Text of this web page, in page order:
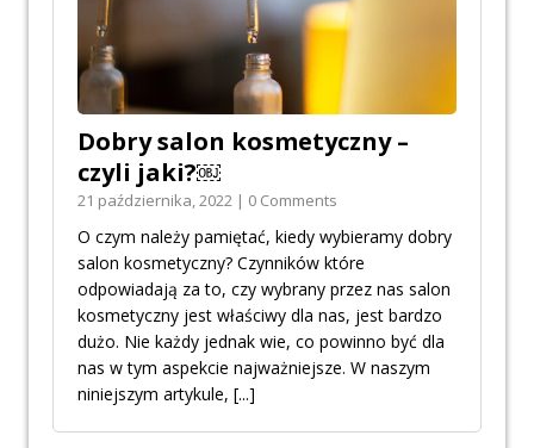
Dobry salon kosmetyczny –
czyli jaki?￼
21 października, 2022 | 0 Comments
O czym należy pamiętać, kiedy wybieramy dobry
salon kosmetyczny? Czynników które
odpowiadają za to, czy wybrany przez nas salon
kosmetyczny jest właściwy dla nas, jest bardzo
dużo. Nie każdy jednak wie, co powinno być dla
nas w tym aspekcie najważniejsze. W naszym
niniejszym artykule, [...]